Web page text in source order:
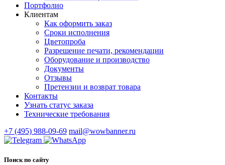
Портфолио
Клиентам
Как оформить заказ
Сроки исполнения
Цветопроба
Разрешение печати, рекомендации
Оборудование и производство
Документы
Отзывы
Претензии и возврат товара
Контакты
Узнать статус заказа
Технические требования
+7 (495) 988-09-69 mail@wowbanner.ru
Поиск по сайту